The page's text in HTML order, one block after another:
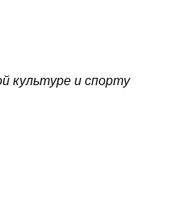
культуре и спорту